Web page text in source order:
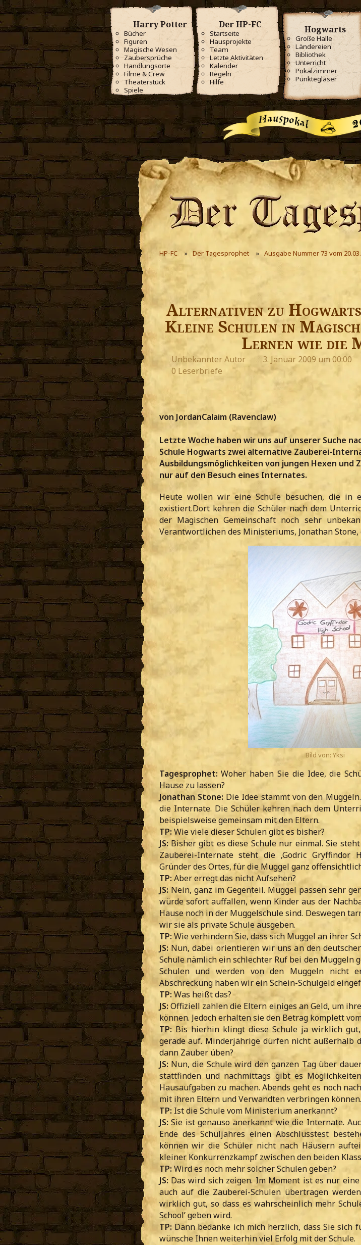
Harry Potter
Bücher
Figuren
Magische Wesen
Zaubersprüche
Handlungsorte
Filme & Crew
Theaterstück
Spiele
Der HP-FC
Startseite
Hausprojekte
Team
Letzte Aktivitäten
Kalender
Regeln
Hilfe
Hogwarts
Große Halle
Ländereien
Bibliothek
Unterricht
Pokalzimmer
Punktegläser
HP-FC Der Tagesprophet Ausgabe Nummer 73 vom
Alternativen zu
Kleine Schulen in
Lernen wie die
Unbekannter Autor 3. Januar 2009 um 00:00
0 Leserbriefe
von JordanCalaim (Ravenclaw)
Letzte Woche haben wir uns auf unserer Suche
Schule Hogwarts zwei alternative Zauberei-
Ausbildungsmöglichkeiten von jungen Hexen und
nur auf den Besuch eines Internates.
Heute wollen wir eine Schule besuchen, die in
existiert.Dort kehren die Schüler nach dem
der Magischen Gemeinschaft noch sehr
Verantwortlichen des Ministeriums, Jonathan Stone,
Bild von: Yksi
Tagesprophet: Woher haben Sie die Idee, die
Hause zu lassen?
Jonathan Stone: Die Idee stammt von den
die Internate. Die Schüler kehren nach dem
beispielsweise gemeinsam mit den Eltern.
TP: Wie viele dieser Schulen gibt es bisher?
JS: Bisher gibt es diese Schule nur einmal. Sie
Zauberei-Internate steht die ‚Godric Gryffindor
Gründer des Ortes, für die Muggel ganz
TP: Aber erregt das nicht Aufsehen?
JS: Nein, ganz im Gegenteil. Muggel passen sehr
würde sofort auffallen, wenn Kinder aus der
Hause noch in der Muggelschule sind. Deswegen
wir sie als private Schule ausgeben.
TP: Wie verhindern Sie, dass sich Muggel an ihrer
JS: Nun, dabei orientieren wir uns an den
Schule nämlich ein schlechter Ruf bei den Muggeln
Schulen und werden von den Muggeln nicht
Abschreckung haben wir ein Schein-Schulgeld
TP: Was heißt das?
JS: Offiziell zahlen die Eltern einiges an Geld, um
können. Jedoch erhalten sie den Betrag komplett
TP: Bis hierhin klingt diese Schule ja wirklich
gerade auf. Minderjährige dürfen nicht außerhalb
dann Zauber üben?
JS: Nun, die Schule wird den ganzen Tag über
stattfinden und nachmittags gibt es
Hausaufgaben zu machen. Abends geht es noch
mit ihren Eltern und Verwandten verbringen können.
TP: Ist die Schule vom Ministerium anerkannt?
JS: Sie ist genauso anerkannt wie die Internate.
Ende des Schuljahres einen Abschlusstest
können wir die Schüler nicht nach Häusern
kleiner Konkurrenzkampf zwischen den beiden
TP: Wird es noch mehr solcher Schulen geben?
JS: Das wird sich zeigen. Im Moment ist es nur
auch auf die Zauberei-Schulen übertragen
wirklich gut, so dass es wahrscheinlich mehr
School’ geben wird.
TP: Dann bedanke ich mich herzlich, dass Sie sich
wünsche Ihnen weiterhin viel Erfolg mit der Schule.